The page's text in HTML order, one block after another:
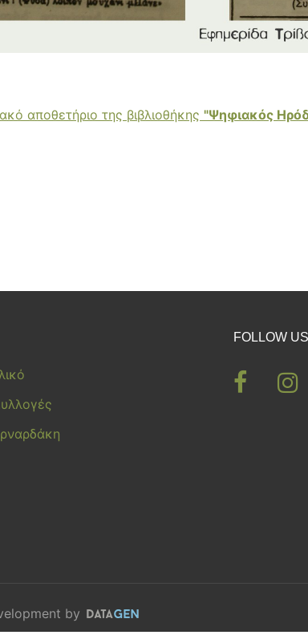
αποθετήριο της βιβλιοθήκης "Ψηφιακός
FOLLOW US
by